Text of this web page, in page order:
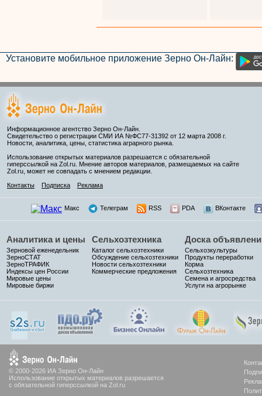
Установите мобильное приложение Зерно Он-Лайн:
Информационное агентство Зерно Он-Лайн.
Свидетельство о регистрации СМИ ИА №ФС77-31392 от 12 марта 2008 г.
Новости, аналитика, цены, статистика аграрного рынка.
Использование открытых материалов разрешается с обязательной
гиперссылкой на Zol.ru. Мнение авторов материалов, размещаемых на сайте
Zol.ru, может не совпадать с мнением редакции.
Контакты
Подписка Реклама
Макс Телеграм RSS PDA ВКонтакте
Аналитика и цены
Зерновой еженедельник
ЗерноСТАТ
ЗерноТРАФИК
Индексы цен России
Мировые цены
Мировые биржи
Сельхозтехника
Каталог сельхозтехники
Обсуждение сельхозтехники
Новости сельхозтехники
Коммерческие предложения
Доска
Сельхозкультуры
Продукты переработки
Корма
Сельхозтехника
Семена и агросредства
Услуги на агрорынке
© 2000-2026 ИА Зерно Он-Лайн
Использование открытых материалов разрешается
с обязательной гиперссылкой на Zol.ru